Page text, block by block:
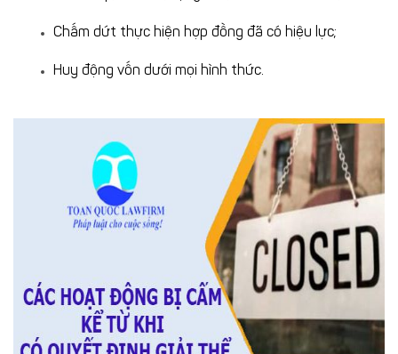
Chấm dứt thực hiện hợp đồng đã có hiệu lực;
Huy động vốn dưới mọi hình thức.